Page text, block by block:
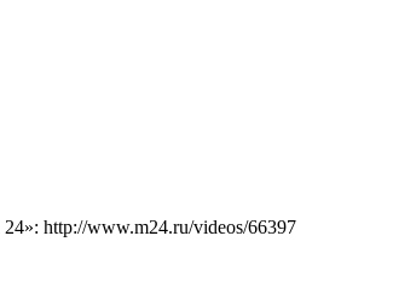
http://www.m24.ru/videos/66397